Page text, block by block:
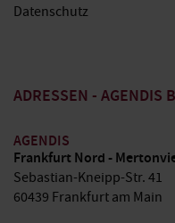
Datenschutz
ADRESSEN -
AGENDIS
Frankfurt Nord -
Sebastian-Kneipp-Str. 41
60439 Frankfurt am Main